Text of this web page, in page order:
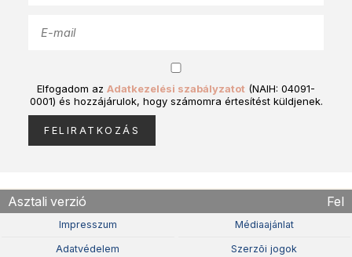
Elfogadom az Adatkezelési szabályzatot (NAIH: 04091-
0001) és hozzájárulok, hogy számomra értesítést küldjenek.
Asztali verzió Fel
Impresszum Médiaajánlat
Adatvédelem Szerzõi jogok